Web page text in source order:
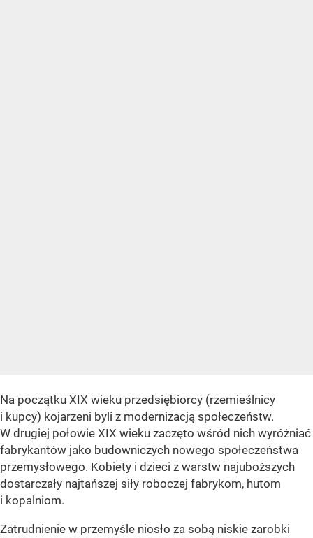
Na początku XIX wieku przedsiębiorcy (rzemieślnicy
i kupcy) kojarzeni byli z modernizacją społeczeństw.
W drugiej połowie XIX wieku zaczęto wśród nich wyróżniać
fabrykantów jako budowniczych nowego społeczeństwa
przemysłowego. Kobiety i dzieci z warstw najuboższych
dostarczały najtańszej siły roboczej fabrykom, hutom
i kopalniom.
Zatrudnienie w przemyśle niosło za sobą niskie zarobki